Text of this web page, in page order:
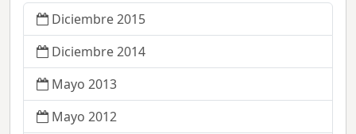
Diciembre 2015
Diciembre 2014
Mayo 2013
Mayo 2012